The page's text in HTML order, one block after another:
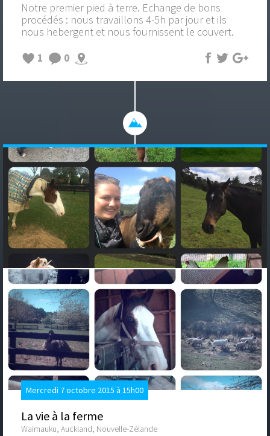
Notre premier pied à terre. Echange de bons
procédés : nous travaillons 4-5h par jour et ils
nous hebergent et nous fournissent le couvert.
1
0
Mercredi 7 octobre 2015 à 15h00
La vie à la ferme
Waimauku, Auckland, Nouvelle-Zélande